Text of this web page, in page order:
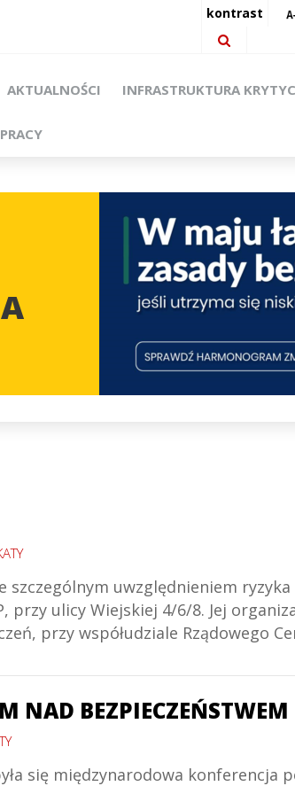
kontrast
AKTUALNOŚCI INFRASTRUKTURA
szczególnym uwzględnieniem
przy ulicy Wiejskiej 4/6/8. Jej
przy współudziale Rządowego
NAD BEZPIECZEŃSTWEM
się międzynarodowa konferencja